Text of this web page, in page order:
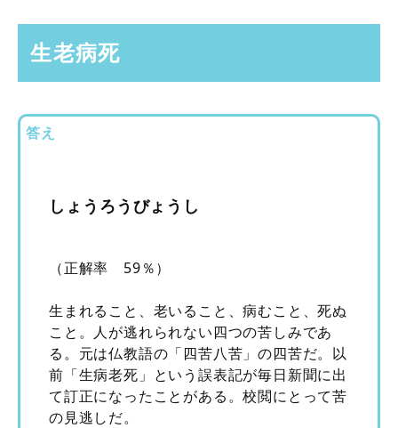
生老病死
答え
しょうろうびょうし
（正解率 59％）
生まれること、老いること、病むこと、死ぬ
こと。人が逃れられない四つの苦しみであ
る。元は仏教語の「四苦八苦」の四苦だ。以
前「生病老死」という誤表記が毎日新聞に出
て訂正になったことがある。校閲にとって苦
の見逃しだ。